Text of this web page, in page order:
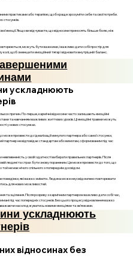
практиками або терапією, щоб краще зрозуміти себе та свої потреби.
стосунків.
емоції. Якщо ви відчуваєте, що відносини приносять більше болю, ніж
можуть бути важкими, і важливо дати собі простір для
щоб зменшити емоційний тягар і відновити внутрішній баланс.
ускладнюють
причин. По-перше, кармічні відносини часто залишають емоційні
та навчанням важливих життєвих уроків. Ці емоційні травми можуть
у нових стосунках.
призвести до ідеалізації минулого партнера або самої стосунки,
партнер не відповідає стандартам або вимогам, сформованим під час
у своїй здатності вибирати правильних партнерів. Після
людині та страх бути знову пораненим. Це може призвести до того, що
не має нічого спільного з попереднім досвідом.
поведінки, які важко змінити. Людина може неусвідомлено повторювати
для нових можливостей.
та зцілення. Після розриву з кармічним партнером важливо дати собі час,
під час попередніх стосунків. Без цього процесу відновлення важко
насолоджуватись новими емоціями та зв’язками.
ускладнюють
відносинах без